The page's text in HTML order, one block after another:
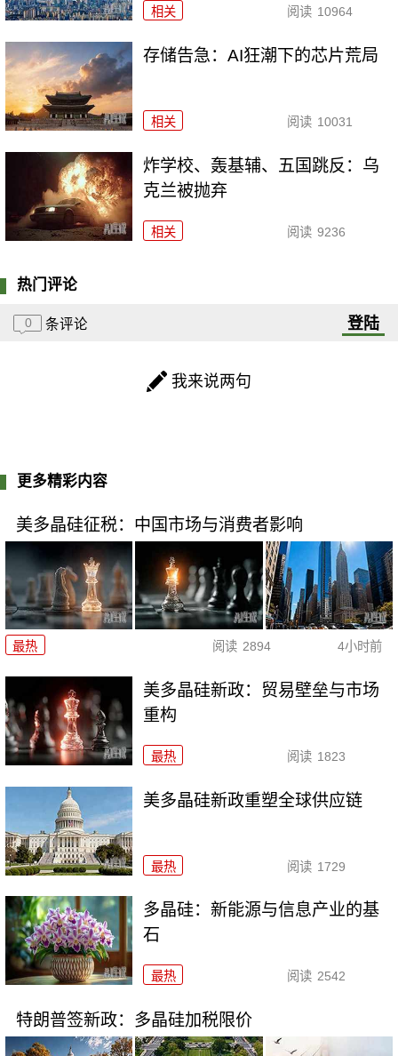
相关 阅读 10964
存储告急：AI狂潮下的芯片荒局
相关 阅读 10031
炸学校、轰基辅、五国跳反：乌
克兰被抛弃
相关 阅读 9236
热门评论
0 条评论 登陆
我来说两句
更多精彩内容
美多晶硅征税：中国市场与消费者影响
最热 阅读 2894 4小时前
美多晶硅新政：贸易壁垒与市场
重构
最热 阅读 1823
美多晶硅新政重塑全球供应链
最热 阅读 1729
多晶硅：新能源与信息产业的基
石
最热 阅读 2542
特朗普签新政：多晶硅加税限价